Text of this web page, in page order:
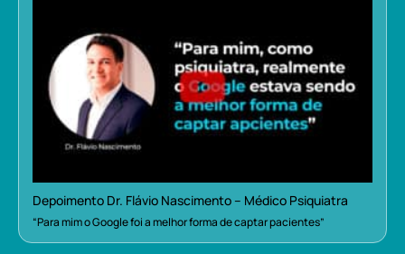
Depoimento Dr. Flávio Nascimento – Médico Psiquiatra
“Para mim o Google foi a melhor forma de captar pacientes”